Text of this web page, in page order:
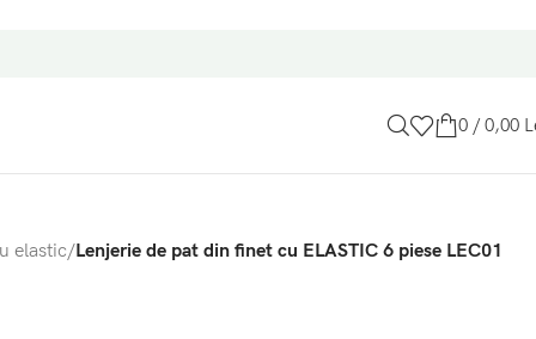
0 / 0,00
elastic/Lenjerie de pat din finet cu ELASTIC 6 piese LEC01